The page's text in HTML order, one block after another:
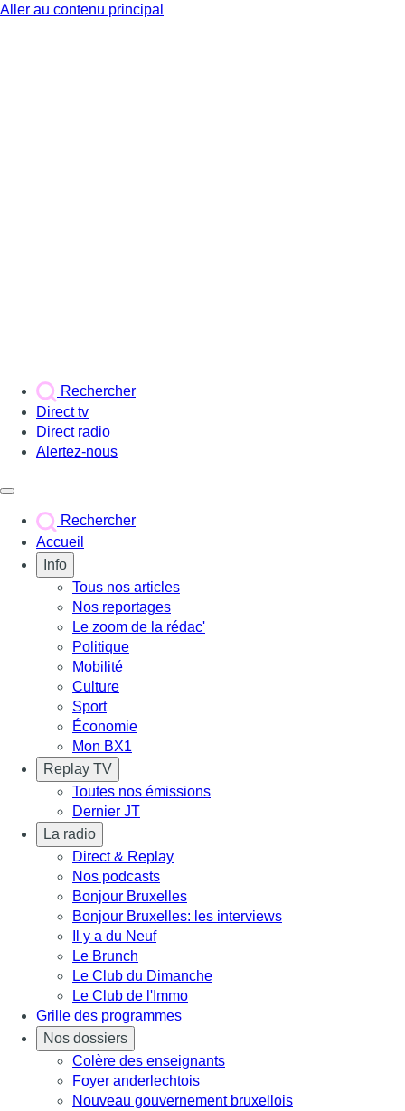
Aller au contenu principal
Rechercher
Direct tv
Direct radio
Alertez-nous
Rechercher
Accueil
Info
Tous nos articles
Nos reportages
Le zoom de la rédac'
Politique
Mobilité
Culture
Sport
Économie
Mon BX1
Replay TV
Toutes nos émissions
Dernier JT
La radio
Direct & Replay
Nos podcasts
Bonjour Bruxelles
Bonjour Bruxelles: les interviews
Il y a du Neuf
Le Brunch
Le Club du Dimanche
Le Club de l'Immo
Grille des programmes
Nos dossiers
Colère des enseignants
Foyer anderlechtois
Nouveau gouvernement bruxellois